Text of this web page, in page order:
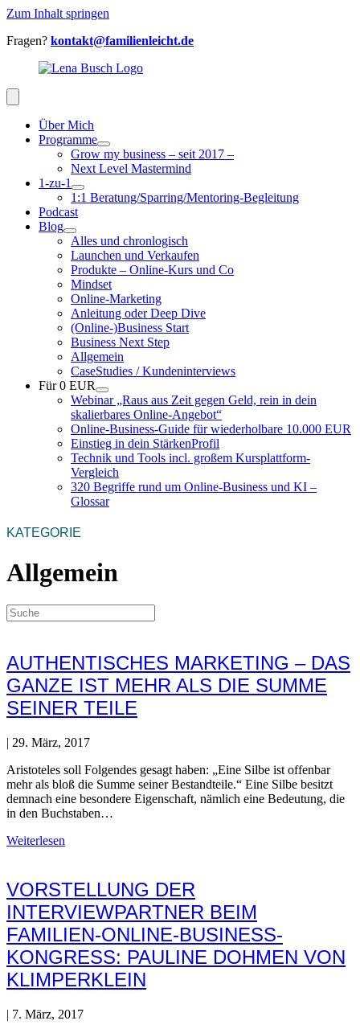
Zum Inhalt springen
Fragen? kontakt@familienleicht.de
Über Mich
Programme
Grow my business – seit 2017 –
Next Level Mastermind
1-zu-1
1:1 Beratung/Sparring/Mentoring-Begleitung
Podcast
Blog
Alles und chronlogisch
Launchen und Verkaufen
Produkte – Online-Kurs und Co
Mindset
Online-Marketing
Anleitung oder Deep Dive
(Online-)Business Start
Business Next Step
Allgemein
CaseStudies / Kundeninterviews
Für 0 EUR
Webinar „Raus aus Zeit gegen Geld, rein in dein
skalierbares Online-Angebot“
Online-Business-Guide für wiederholbare 10.000 EUR
Einstieg in dein StärkenProfil
Technik und Tools incl. großem Kursplattform-
Vergleich
320 Begriffe rund um Online-Business und KI –
Glossar
KATEGORIE
Allgemein
AUTHENTISCHES MARKETING – DAS
GANZE IST MEHR ALS DIE SUMME
SEINER TEILE
| 29. März, 2017
Aristoteles soll Folgendes gesagt haben: „Eine Silbe ist offenbar
mehr als bloß die Summe seiner Bestandteile.“ Eine Silbe besitzt
demnach eine besondere Eigenschaft, nämlich eine Bedeutung, die
in den Buchstaben…
Weiterlesen
VORSTELLUNG DER
INTERVIEWPARTNER BEIM
FAMILIEN-ONLINE-BUSINESS-
KONGRESS: PAULINE DOHMEN VON
KLIMPERKLEIN
| 7. März, 2017